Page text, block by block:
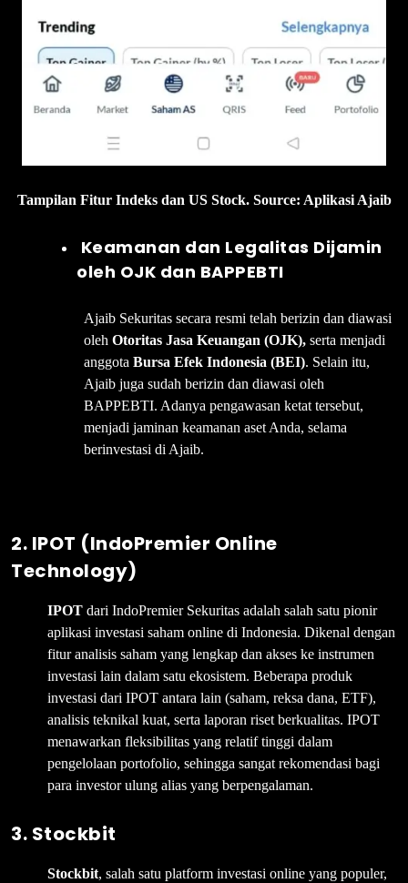
Tampilan Fitur Indeks dan US Stock. Source: Aplikasi Ajaib
Keamanan dan Legalitas Dijamin
oleh OJK dan BAPPEBTI
Ajaib Sekuritas secara resmi telah berizin dan diawasi
oleh Otoritas Jasa Keuangan (OJK), serta menjadi
anggota Bursa Efek Indonesia (BEI). Selain itu,
Ajaib juga sudah berizin dan diawasi oleh
BAPPEBTI. Adanya pengawasan ketat tersebut,
menjadi jaminan keamanan aset Anda, selama
berinvestasi di Ajaib.
2. IPOT (IndoPremier Online
Technology)
IPOT dari IndoPremier Sekuritas adalah salah satu pionir
aplikasi investasi saham online di Indonesia. Dikenal dengan
fitur analisis saham yang lengkap dan akses ke instrumen
investasi lain dalam satu ekosistem. Beberapa produk
investasi dari IPOT antara lain (saham, reksa dana, ETF),
analisis teknikal kuat, serta laporan riset berkualitas. IPOT
menawarkan fleksibilitas yang relatif tinggi dalam
pengelolaan portofolio, sehingga sangat rekomendasi bagi
para investor ulung alias yang berpengalaman.
3. Stockbit
Stockbit, salah satu platform investasi online yang populer,